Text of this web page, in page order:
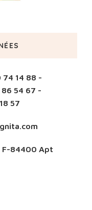
14 88 -
54 67 -
57
F-84400 Apt